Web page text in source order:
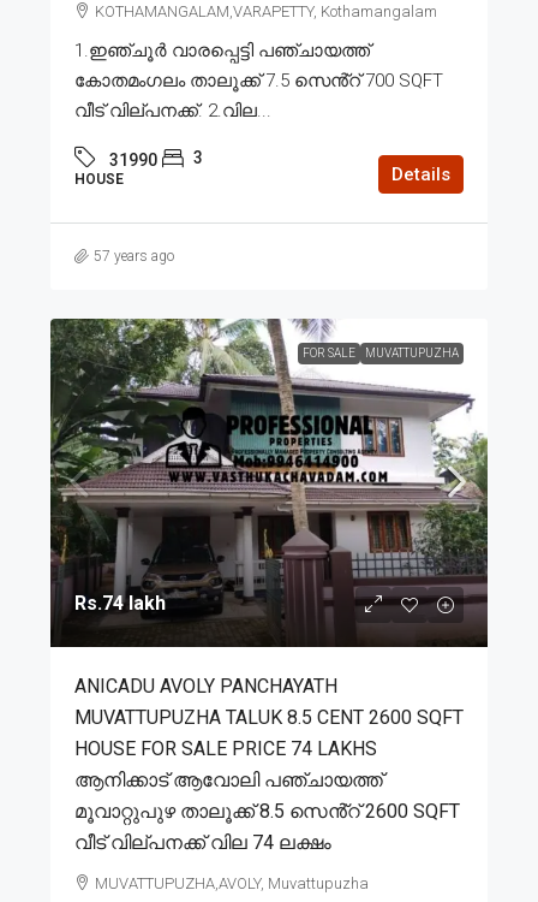
KOTHAMANGALAM,VARAPETTY, Kothamangalam
1.ഇഞ്ചൂർ വാരപ്പെട്ടി പഞ്ചായത്ത്
കോതമംഗലം താലൂക്ക് 7.5 സെൻ്റ് 700 SQFT
വീട് വില്പനക്ക്. 2.വില...
31990 3
HOUSE Details
57 years ago
FOR SALE MUVATTUPUZHA
Rs.74 lakh
ANICADU AVOLY PANCHAYATH
MUVATTUPUZHA TALUK 8.5 CENT 2600 SQFT
HOUSE FOR SALE PRICE 74 LAKHS
ആനിക്കാട് ആവോലി പഞ്ചായത്ത്
മൂവാറ്റുപുഴ താലൂക്ക് 8.5 സെൻ്റ് 2600 SQFT
വീട് വില്പനക്ക് വില 74 ലക്ഷം
MUVATTUPUZHA,AVOLY, Muvattupuzha